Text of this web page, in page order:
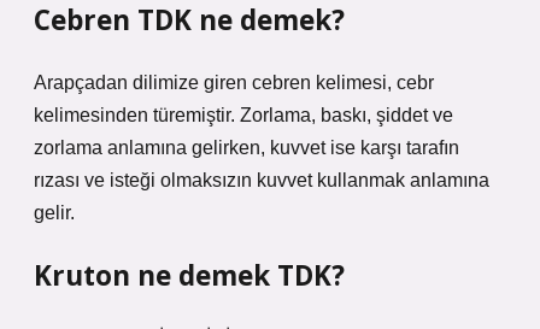
Cebren TDK ne demek?
Arapçadan dilimize giren cebren kelimesi, cebr
kelimesinden türemiştir. Zorlama, baskı, şiddet ve
zorlama anlamına gelirken, kuvvet ise karşı tarafın
rızası ve isteği olmaksızın kuvvet kullanmak anlamına
gelir.
Kruton ne demek TDK?